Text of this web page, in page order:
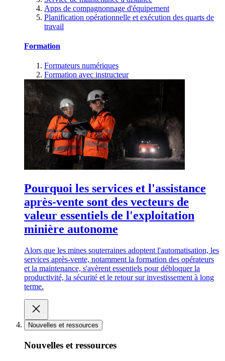
Apps de compagnonnage d'équipement
Planification opérationnelle et exécution des quarts de
travail
Formation
Formateurs numériques
Formation avec instructeur
Pourquoi les services et l'assistance
après-vente sont des vecteurs de
valeur essentiels de l'exploitation
minière autonome
Alors que les mines souterraines adoptent l'automatisation, les
services après-vente, notamment la formation des opérateurs
et la maintenance, s'avèrent essentiels pour débloquer la
productivité, la sécurité et le retour sur investissement à long
terme.
Nouvelles et ressources
Nouvelles et ressources